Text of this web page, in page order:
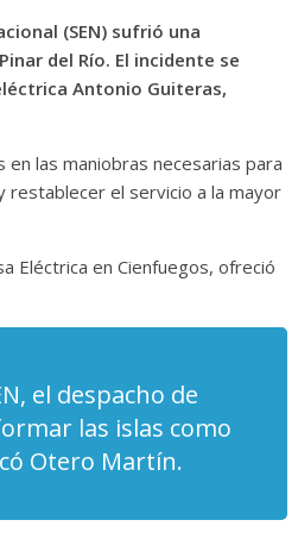
(SEN) sufrió una
del Río. El incidente se
Antonio Guiteras,
las maniobras necesarias para
restablecer el servicio a la mayor
Eléctrica en Cienfuegos, ofreció
el despacho de
las islas como
Otero Martín.